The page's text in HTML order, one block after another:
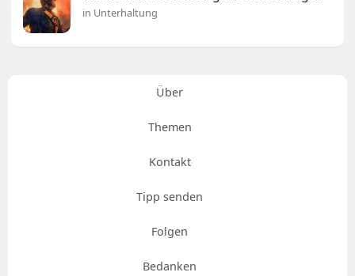
in Unterhaltung
Über
Themen
Kontakt
Tipp senden
Folgen
Bedanken